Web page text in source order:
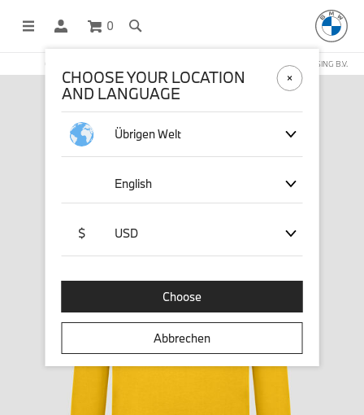
0
OFFICIAL BMW LIFESTYLE SHOP OPERATED BY STICHD SPORTMERCHANDISING B.V.
CHOOSE YOUR LOCATION
AND LANGUAGE
Übrigen Welt
English
$ USD
Choose
Abbrechen